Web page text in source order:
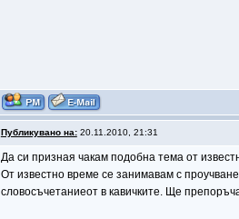
Публикувано на:20.11.2010, 21:31
Да си призная чакам подобна тема от
От известно време се занимавам с
словосъчетаниеот в кавичките. Ще